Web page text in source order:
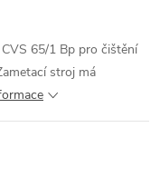
65/1 Bp pro čištění
stroj má